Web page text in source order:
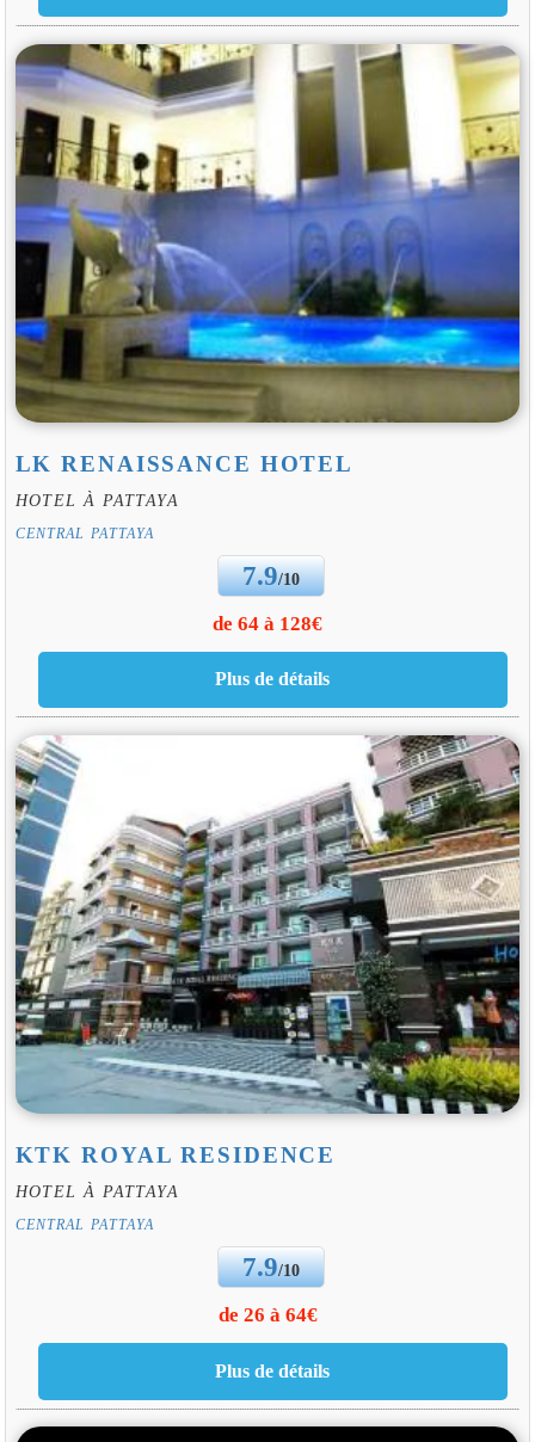
LK RENAISSANCE HOTEL
HOTEL À PATTAYA
CENTRAL PATTAYA
7.9/10
de 64 à 128€
KTK ROYAL RESIDENCE
HOTEL À PATTAYA
CENTRAL PATTAYA
7.9/10
de 26 à 64€